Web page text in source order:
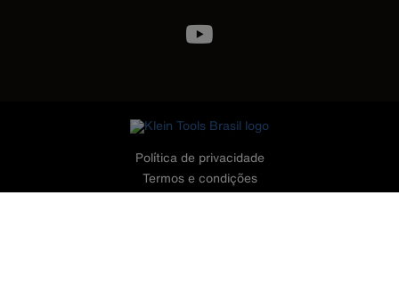
Política de privacidade
Termos e condições